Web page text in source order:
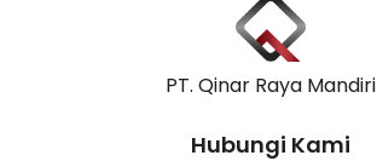
PT. Qinar Raya Mandiri
Hubungi Kami